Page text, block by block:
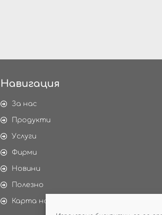
Навигация
За нас
Продукти
Услуги
Фирми
Новини
Полезно
Карта на сайта